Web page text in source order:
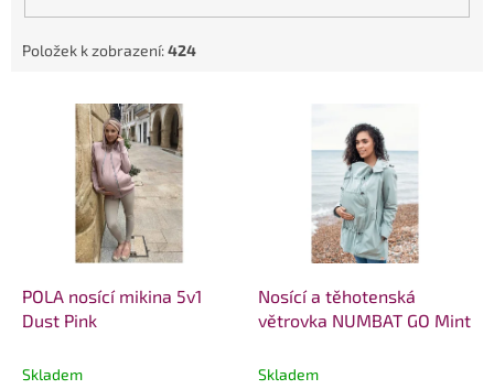
Položek k zobrazení:424
POLA nosící mikina 5v1
Dust Pink
Skladem
Nosící a těhotenská
větrovka NUMBAT GO Mint
Skladem